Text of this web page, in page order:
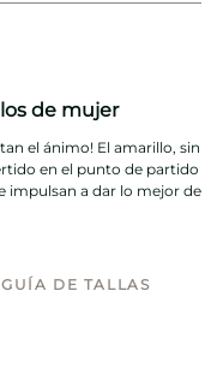
de mujer
el ánimo! El amarillo, sin
en el punto de partido
impulsan a dar lo mejor de
y el estilo.
punto de partida para
diseñamos estos
el confort y el impacto
GUÍA DE TALLAS